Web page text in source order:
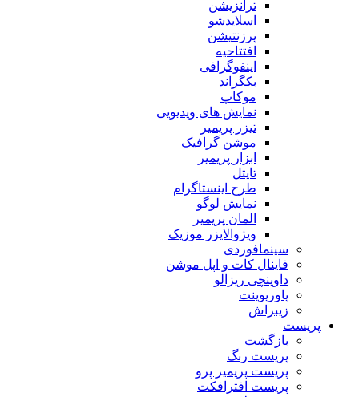
ترانزیشن
اسلایدشو
پرزنتیشن
افتتاحیه
اینفوگرافی
بکگراند
موکاپ
نمایش های ویدیویی
تیزر پریمیر
موشن گرافیک
ابزار پریمیر
تایتل
طرح اینستاگرام
نمایش لوگو
المان پریمیر
ویژوالایزر موزیک
سینمافوردی
فاینال کات و اپل موشن
داوینچی ریزالو
پاورپوینت
زیبراش
پریست
بازگشت
پریست رنگ
پریست پریمیر پرو
پریست افترافکت